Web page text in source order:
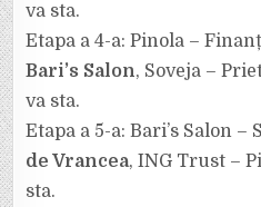
va sta.
Etapa a 4-a: Pinola –
Bari’s Salon, Soveja –
va sta.
Etapa a 5-a: Bari’s Salon
de Vrancea, ING Trust –
sta.